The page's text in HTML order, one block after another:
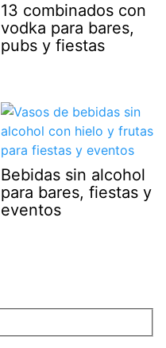
13 combinados con
vodka para bares,
pubs y fiestas
Bebidas sin alcohol
para bares, fiestas y
eventos